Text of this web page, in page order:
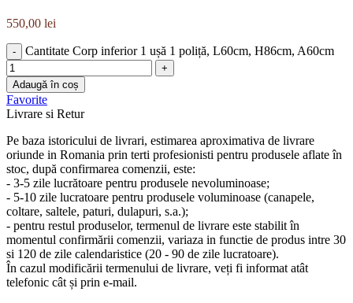
550,00 lei
Cantitate Corp inferior 1 ușă 1 poliță, L60cm, H86cm, A60cm
Adaugă în coș
Favorite
Livrare si Retur
Pe baza istoricului de livrari, estimarea aproximativa de livrare
oriunde in Romania prin terti profesionisti pentru produsele aflate în
stoc, după confirmarea comenzii, este:
- 3-5 zile lucrătoare pentru produsele nevoluminoase;
- 5-10 zile lucratoare pentru produsele voluminoase (canapele,
coltare, saltele, paturi, dulapuri, s.a.);
- pentru restul produselor, termenul de livrare este stabilit în
momentul confirmării comenzii, variaza in functie de produs intre 30
si 120 de zile calendaristice (20 - 90 de zile lucratoare).
În cazul modificării termenului de livrare, veți fi informat atât
telefonic cât și prin e-mail.